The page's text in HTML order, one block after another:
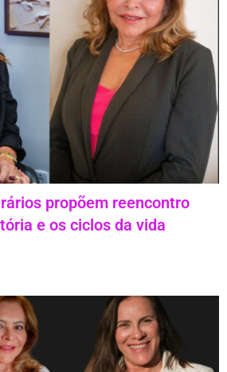
propõem reencontro
e os ciclos da vida